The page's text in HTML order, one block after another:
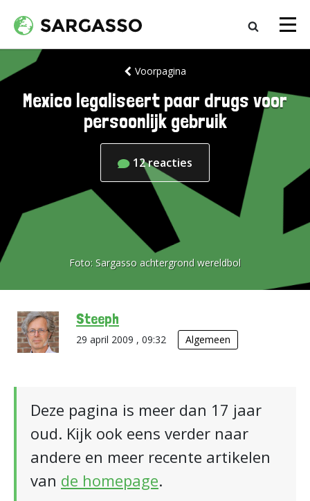
Voorpagina
Mexico legaliseert paar drugs voor
persoonlijk gebruik
12reacties
Foto: Sargasso achtergrond wereldbol
Steeph
29 april 2009 , 09:32 Algemeen
Deze pagina is meer dan 17 jaar
oud. Kijk ook eens verder naar
andere en meer recente artikelen
van de homepage.